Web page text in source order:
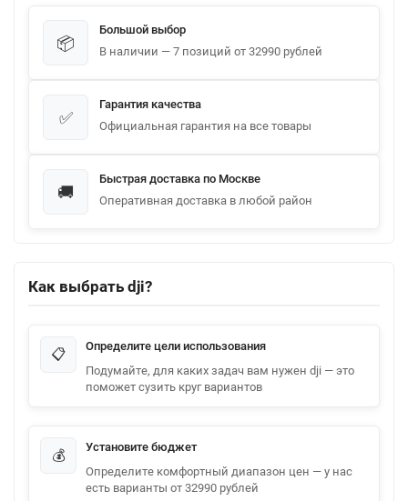
📦
Большой выбор
В наличии — 7 позиций от 32990 рублей
✅
Гарантия качества
Официальная гарантия на все товары
🚚
Быстрая доставка по Москве
Оперативная доставка в любой район
Как выбрать dji?
📋
Определите цели использования
Подумайте, для каких задач вам нужен dji — это
поможет сузить круг вариантов
💰
Установите бюджет
Определите комфортный диапазон цен — у нас
есть варианты от 32990 рублей